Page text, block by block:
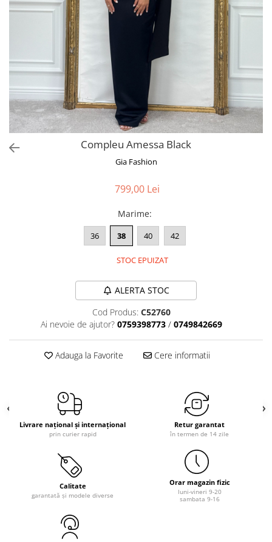
Veste
Paltoane
Sacouri
Tricouri
Traditional
Compleu Amessa Black
Gia Fashion
799,00 Lei
Marime:
36 38 40 42
STOC EPUIZAT
ALERTA STOC
Cod Produs: C52760
Ai nevoie de ajutor? 0759398773 / 0749842669
Adauga la Favorite Cere informatii
Livrare național și internațional
prin curier rapid
Retur garantat
în termen de 14 zile
Calitate
garantată și modele diverse
Orar magazin fizic
luni-vineri 9-20
sambata 9-16